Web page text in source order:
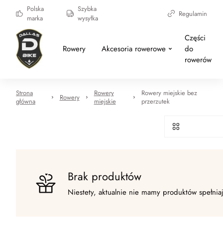
Polska
marka
Szybka
wysyłka
Regulamin
Rowery Akcesoria rowerowe
Części
do
rowerów
Strona
główna
Rowery
Rowery
miejskie
Rowery miejskie bez
przerzutek
Brak produktów
Niestety, aktualnie nie mamy produktów